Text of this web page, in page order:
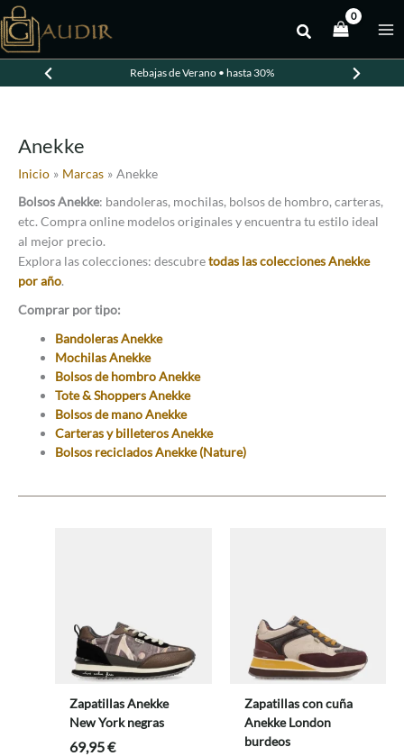
al
contenido
Rebajas de Verano • hasta 30%
Anekke
Inicio Marcas
Anekke
Bolsos Anekke: bandoleras, mochilas, bolsos de hombro, carteras,
etc. Compra online modelos originales y encuentra tu estilo ideal
al mejor precio.
Explora las colecciones: descubretodas las colecciones Anekke
por año.
Comprar por tipo:
Bandoleras Anekke
Mochilas Anekke
Bolsos de hombro Anekke
Tote & Shoppers Anekke
Bolsos de mano Anekke
Carteras y billeteros Anekke
Bolsos reciclados Anekke (Nature)
Zapatillas Anekke
New York negras
69,95€
Zapatillas con cuña
Anekke London
burdeos